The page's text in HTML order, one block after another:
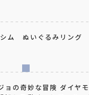
ム ぬいぐるみリング
ョの奇妙な冒険 ダイヤ